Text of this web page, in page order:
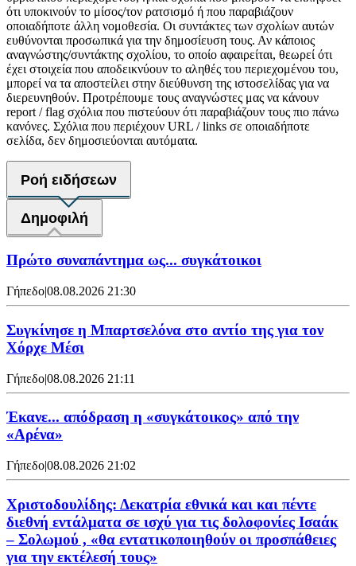
ότι υποκινούν το μίσος/τον ρατσισμό ή που παραβιάζουν
οποιαδήποτε άλλη νομοθεσία. Οι συντάκτες των σχολίων αυτών
ευθύνονται προσωπικά για την δημοσίευση τους. Αν κάποιος
αναγνώστης/συντάκτης σχολίου, το οποίο αφαιρείται, θεωρεί ότι
έχει στοιχεία που αποδεικνύουν το αληθές του περιεχομένου του,
μπορεί να τα αποστείλει στην διεύθυνση της ιστοσελίδας για να
διερευνηθούν. Προτρέπουμε τους αναγνώστες μας να κάνουν
report / flag σχόλια που πιστεύουν ότι παραβιάζουν τους πιο πάνω
κανόνες. Σχόλια που περιέχουν URL / links σε οποιαδήποτε
σελίδα, δεν δημοσιεύονται αυτόματα.
Ροή ειδήσεων
Δημοφιλή
Πρώτο συναπάντημα ως... συγκάτοικοι
Γήπεδο|08.08.2026 21:30
Συγκίνησε η Μπαρτσελόνα στο αντίο της για τον
Χόρχε Μέσι
Γήπεδο|08.08.2026 21:11
Έκανε... απόδραση η «συγκάτοικος» από την
«Αρένα»
Γήπεδο|08.08.2026 21:02
Χριστοδουλίδης: Δεκατρία εθνικά και και πέντε
διεθνή εντάλματα σε ισχύ για τις δολοφονίες Ισαάκ
– Σολωμού , «θα εντατικοποιηθούν οι προσπάθειες
για την εκτέλεσή τους»